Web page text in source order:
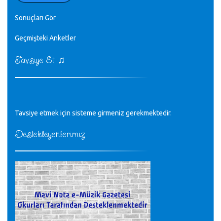
♪
sayın müfit bey bilgilerinizi kontrol edi 6440 sayılı cso
CÜNEYT BALKIZ - 15.11.2022
Sonuçları Gör
Geçmişteki Anketler
Tavsiye Et ♫
Tavsiye etmek için sisteme girmeniz gerekmektedir.
Destekleyenlerimiz